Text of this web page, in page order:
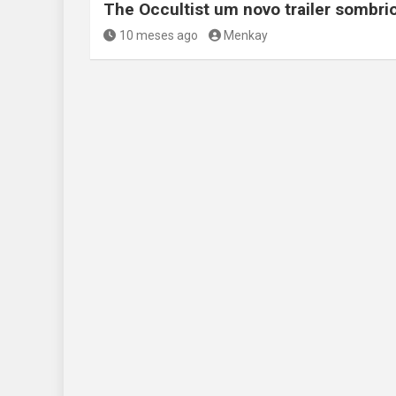
The Occultist um novo trailer
10 meses ago Menkay